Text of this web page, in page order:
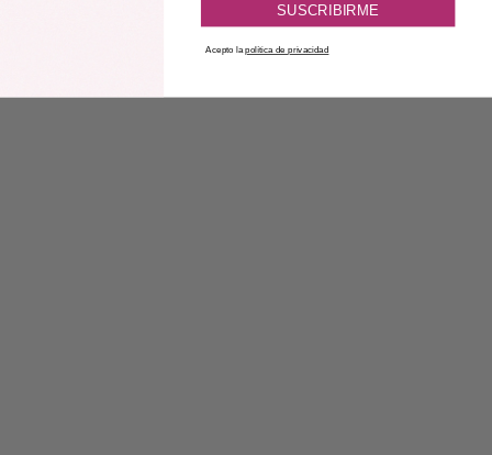
SUSCRIBIRME
Acepto lapolítica de privacidad